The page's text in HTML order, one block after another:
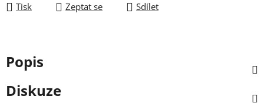
Tisk Zeptat se Sdílet
Popis
Diskuze